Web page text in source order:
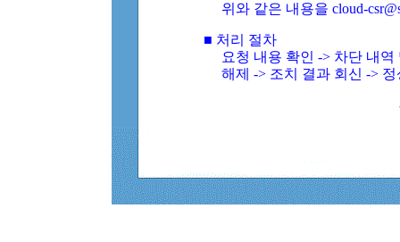
위와 같은 내용을 cloud-
■ 처리 절차
요청 내용 확인 -> 차단 내
해제 -> 조치 결과 회신 ->